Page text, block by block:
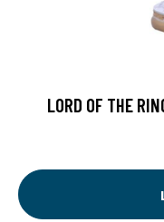
LORD OF THE